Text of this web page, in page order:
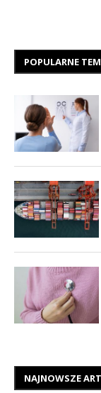
POPULARNE
NAJNOWSZE